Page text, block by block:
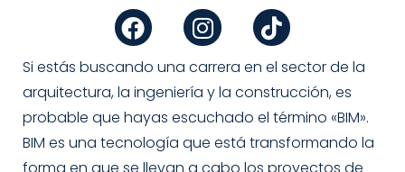
a
c
e
b
o
o
k
n
s
t
a
g
r
a
i
k
t
o
k
Si estás buscando una carrera en el sector de la
arquitectura, la ingeniería y la construcción, es
probable que hayas escuchado el término «BIM».
BIM es una tecnología que está transformando la